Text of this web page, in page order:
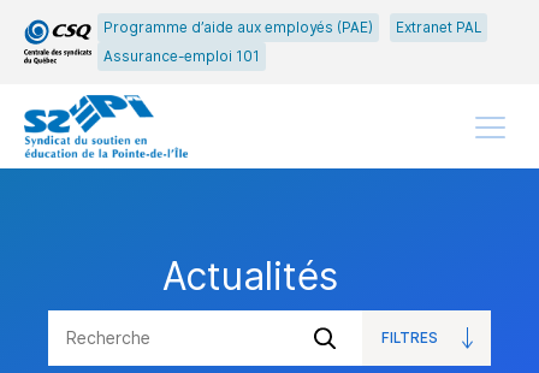
Passer
au
menu
principal
Passer
au
contenu
Programme d’aide aux employés (PAE)
Extranet PAL
Assurance-emploi 101
Actualités
OUVRIR
LES
FILTRES